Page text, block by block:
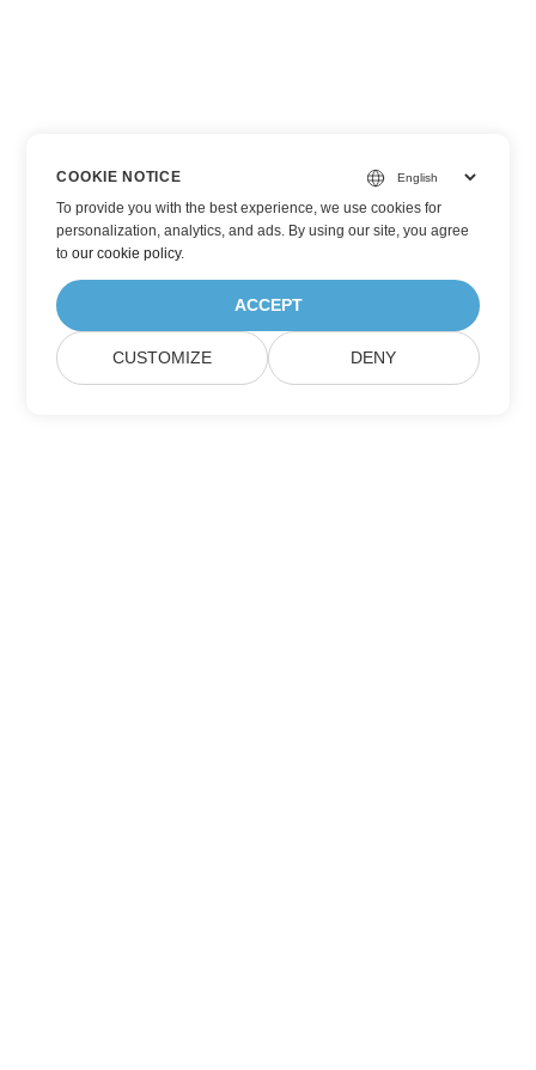
COOKIE NOTICE
To provide you with the best experience, we use cookies for
personalization, analytics, and ads. By using our site, you agree
toour cookie policy.
ACCEPT
CUSTOMIZE DENY